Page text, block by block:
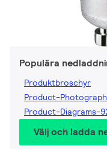
Populära
Produktbroschyr
Product-
Product-Diagrams-
Välj och ladda